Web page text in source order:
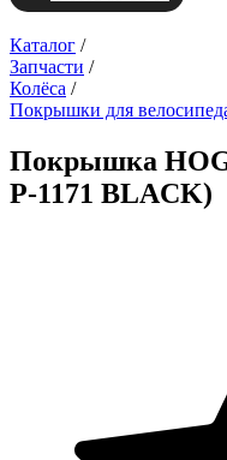
Каталог /
Запчасти /
Колёса /
Покрышки для
Покрышка
P-1171 BLACK)